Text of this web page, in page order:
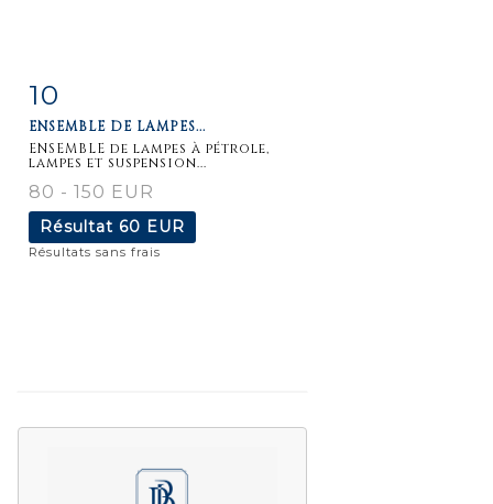
10
ENSEMBLE DE LAMPES...
ENSEMBLE de lampes à pétrole,
lampes et suspension...
80 - 150 EUR
Résultat 60 EUR
Résultats sans frais